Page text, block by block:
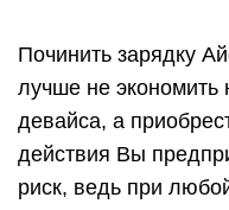
Починить зарядку
лучше не экономить
девайса, а
действия Вы
риск, ведь при